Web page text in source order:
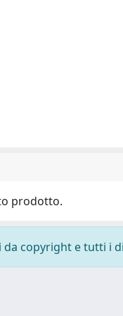
prodotto.
copyright e tutti i